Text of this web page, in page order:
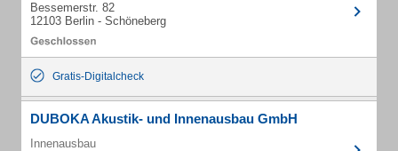
Bessemerstr. 82
12103 Berlin - Schöneberg
Gratis-Digitalcheck
DUBOKA Akustik- und Innenausbau GmbH
Innenausbau